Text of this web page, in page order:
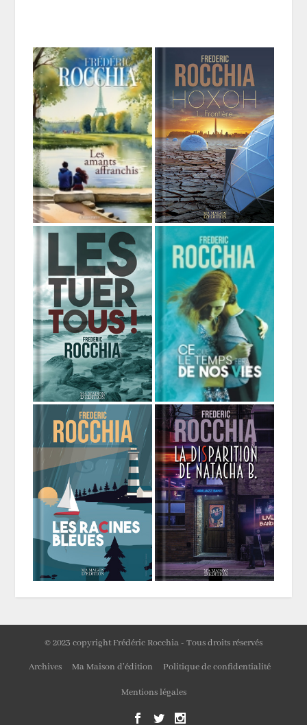
© 2023 copyright Frédéric Rocchia - Tous droits réservés
Archives Ma Maison d’édition Politique de confidentialité
Mentions légales